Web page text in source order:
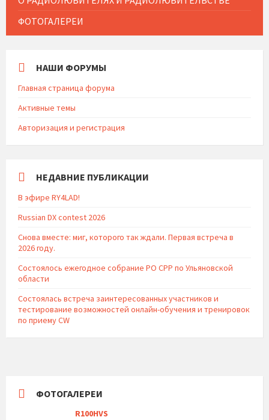
ФОТОГАЛЕРЕИ
НАШИ ФОРУМЫ
Главная страница форума
Активные темы
Авторизация и регистрация
НЕДАВНИЕ ПУБЛИКАЦИИ
В эфире RY4LAD!
Russian DX contest 2026
Снова вместе: миг, которого так ждали. Первая встреча в
2026 году.
Состоялось ежегодное собрание РО СРР по Ульяновской
области
Состоялась встреча заинтересованных участников и
тестирование возможностей онлайн-обучения и тренировок
по приему CW
ФОТОГАЛЕРЕИ
R100HVS